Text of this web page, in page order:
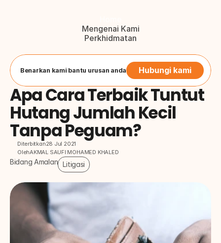
Mengenai Kami
Perkhidmatan
Hubungi Kami
Button
Benarkan kami bantu urusan anda Hubungi kami
Apa Cara Terbaik Tuntut
Hutang Jumlah Kecil
Tanpa Peguam?
Diterbitkan28 Jul 2021
OlehAKMAL SAUFI MOHAMED KHALED
Bidang Amalan Litigasi